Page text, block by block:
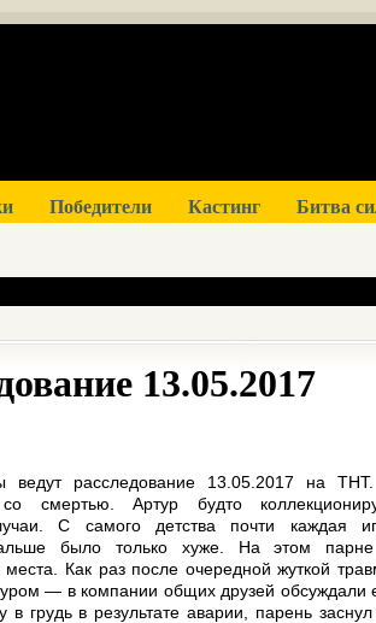
Победители Кастинг
Битва
13.05.2017
ведут расследование 13.05.2017 на
смертью. Артур будто
С самого детства почти каждая
было только хуже. На этом
Как раз после очередной жуткой
— в компании общих друзей обсуждали
грудь в результате аварии, парень заснул